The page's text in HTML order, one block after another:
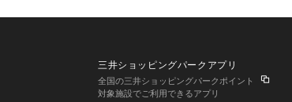
三井ショッピングパークアプリ
全国の三井ショッピングパークポイント
対象施設でご利用できるアプリ